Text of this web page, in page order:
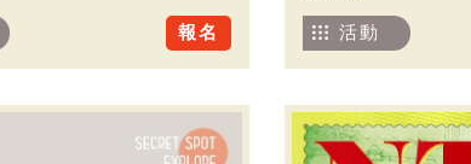
報名 活動